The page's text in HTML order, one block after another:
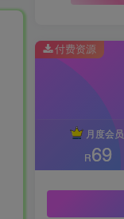
付费资源
月度会员
R69